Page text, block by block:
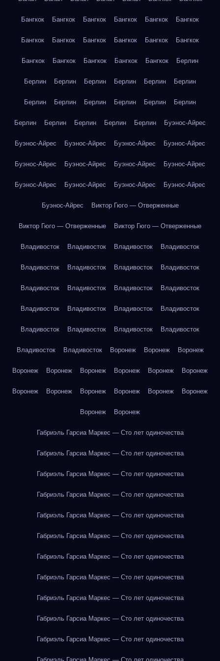
Бангкок Бангкок Бангкок Бангкок Бангкок Бангкок
Бангкок Бангкок Бангкок Бангкок Бангкок Бангкок
Бангкок Бангкок Бангкок Бангкок Бангкок Берлин
Берлин Берлин Берлин Берлин Берлин Берлин
Берлин Берлин Берлин Берлин Берлин Берлин
Берлин Берлин Берлин Берлин Берлин Буэнос-Айрес
Буэнос-Айрес Буэнос-Айрес Буэнос-Айрес Буэнос-Айрес
Буэнос-Айрес Буэнос-Айрес Буэнос-Айрес Буэнос-Айрес
Буэнос-Айрес Буэнос-Айрес Буэнос-Айрес Буэнос-Айрес
Буэнос-Айрес Виктор Гюго — Отверженные
Виктор Гюго — Отверженные Виктор Гюго — Отверженные
Владивосток Владивосток Владивосток Владивосток
Владивосток Владивосток Владивосток Владивосток
Владивосток Владивосток Владивосток Владивосток
Владивосток Владивосток Владивосток Владивосток
Владивосток Владивосток Владивосток Владивосток
Владивосток Владивосток Воронеж Воронеж Воронеж
Воронеж Воронеж Воронеж Воронеж Воронеж Воронеж
Воронеж Воронеж Воронеж Воронеж Воронеж Воронеж
Воронеж Воронеж
Габриэль Гарсиа Маркес — Сто лет одиночества
Габриэль Гарсиа Маркес — Сто лет одиночества
Габриэль Гарсиа Маркес — Сто лет одиночества
Габриэль Гарсиа Маркес — Сто лет одиночества
Габриэль Гарсиа Маркес — Сто лет одиночества
Габриэль Гарсиа Маркес — Сто лет одиночества
Габриэль Гарсиа Маркес — Сто лет одиночества
Габриэль Гарсиа Маркес — Сто лет одиночества
Габриэль Гарсиа Маркес — Сто лет одиночества
Габриэль Гарсиа Маркес — Сто лет одиночества
Габриэль Гарсиа Маркес — Сто лет одиночества